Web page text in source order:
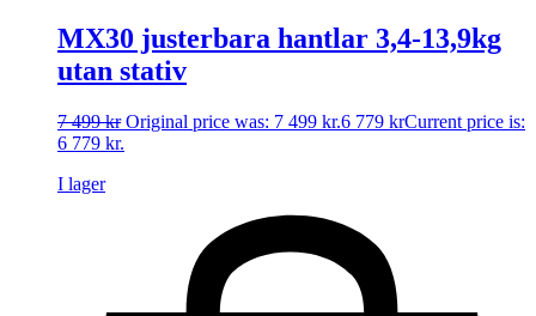
MX30 justerbara hantlar 3,4-13,9kg
utan stativ
7 499kr Original price was: 7 499 kr.6 779 krCurrent price is:
6 779 kr.
I lager